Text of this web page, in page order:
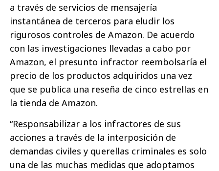
a través de servicios de mensajería
instantánea de terceros para eludir los
rigurosos controles de Amazon. De acuerdo
con las investigaciones llevadas a cabo por
Amazon, el presunto infractor reembolsaría el
precio de los productos adquiridos una vez
que se publica una reseña de cinco estrellas en
la tienda de Amazon.
“Responsabilizar a los infractores de sus
acciones a través de la interposición de
demandas civiles y querellas criminales es solo
una de las muchas medidas que adoptamos